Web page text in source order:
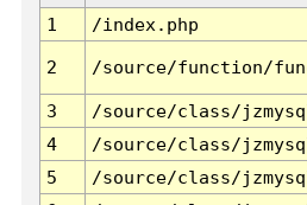
1
/index.php
2 /source/function/
3 /source/class/
4
/source/class/
5
/source/class/